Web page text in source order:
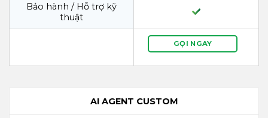
Bảo hành / Hỗ trợ kỹ
thuật
GỌI NGAY
AI AGENT CUSTOM